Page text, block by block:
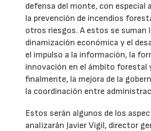
defensa del monte, con especial
la prevención de incendios
otros riesgos. A estos se suman
dinamización económica y el
el impulso a la información, la
innovación en el ámbito forestal
finalmente, la mejora de la
la coordinación entre
Estos serán algunos de los
analizarán Javier Vigil, director